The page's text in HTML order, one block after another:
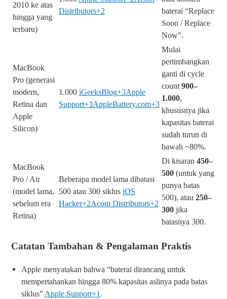
2010 ke atas
hingga yang
terbaru)
Distributors+2
baterai “Replace
Soon / Replace
Now”.
MacBook
Pro (generasi
modern,
Retina dan
Apple
Silicon)
1.000 iGeeksBlog+3Apple
Support+3AppleBattery.com+3
Mulai
pertimbangkan
ganti di cycle
count 900–
1.000,
khususnya jika
kapasitas baterai
sudah turun di
bawah ~80%.
MacBook
Pro / Air
(model lama,
sebelum era
Retina)
Beberapa model lama dibatasi
500 atau 300 siklus iOS
Hacker+2Acom Distributors+2
Di kisaran 450–
500 (untuk yang
punya batas
500), atau 250–
300 jika
batasnya 300.
Catatan Tambahan & Pengalaman Praktis
Apple menyatakan bahwa “baterai dirancang untuk
mempertahankan hingga 80% kapasitas aslinya pada batas
siklus” Apple Support+1 .